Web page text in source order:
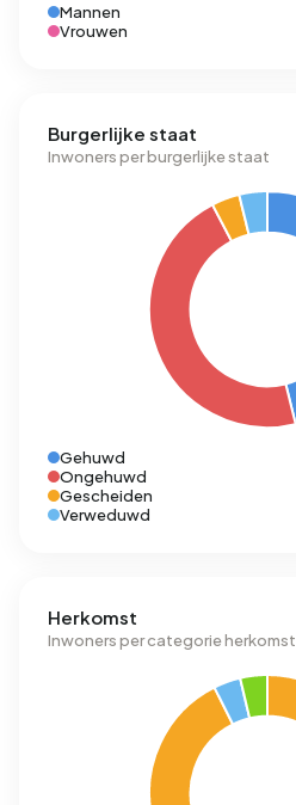
Mannen
Vrouwen
Burgerlijke staat
Inwoners per burgerlijke staat
Gehuwd
Ongehuwd
Gescheiden
Verweduwd
Herkomst
Inwoners per categorie herkomst